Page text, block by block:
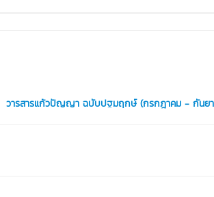
วารสารแก้วปัญญา ฉบับปฐมฤกษ์ (กรกฎาคม - กันย